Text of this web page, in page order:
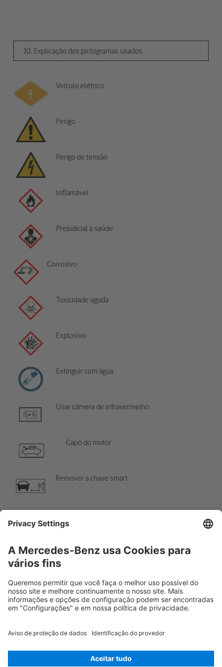
10. Explicação dos pictogramas usados
Veículo elétrico
Perigo
Perigo de tensão
Inflamável
Prejudicial à saúde
Corrosivo
Toxicidade aguda
Explosivo
Extinguir com água
Usar câmera de infravermelho
Capô do motor
Remover a chave smart
Perigo, baixa temperatura
Rescue Card Automóvel Versão 07/2026 02.10 ID-Nr.: 243.701